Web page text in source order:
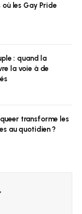
où les Gay Pride
: quand la
la voie à de
transforme les
au quotidien ?